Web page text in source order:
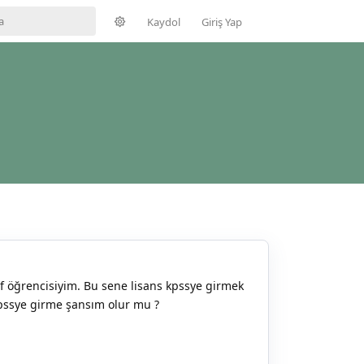
Kaydol Giriş Yap
öğrencisiyim. Bu sene lisans kpssye girmek
girme şansım olur mu ?